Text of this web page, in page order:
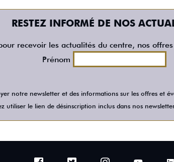
RESTEZ INFORMÉ DE NOS
recevoir les actualités du centre, nos
Prénom
notre newsletter et des informations sur les offres et
utiliser le lien de désinscription inclus dans nos